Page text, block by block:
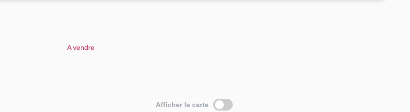
A vendre
Afficher la carte